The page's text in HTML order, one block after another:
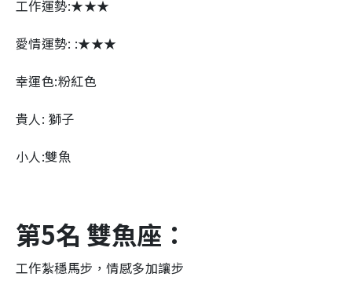
工作運勢:★★★
愛情運勢: :★★★
幸運色:粉紅色
貴人: 獅子
小人:雙魚
第5名 雙魚座：
工作紮穩馬步，情感多加讓步